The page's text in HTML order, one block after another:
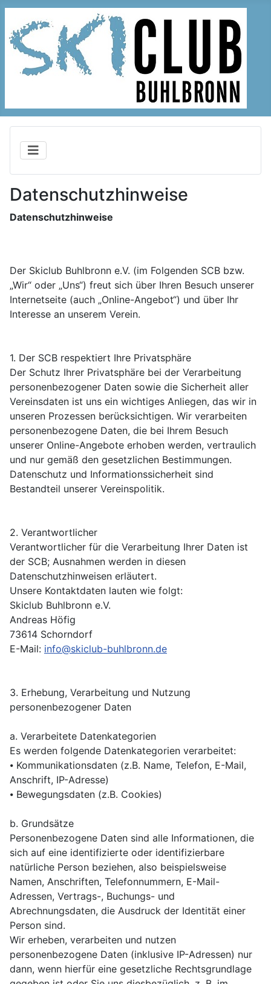
Datenschutzhinweise
Datenschutzhinweise
Der Skiclub Buhlbronn e.V. (im Folgenden SCB bzw.
„Wir“ oder „Uns“) freut sich über Ihren Besuch unserer
Internetseite (auch „Online-Angebot“) und über Ihr
Interesse an unserem Verein.
1. Der SCB respektiert Ihre Privatsphäre
Der Schutz Ihrer Privatsphäre bei der Verarbeitung
personenbezogener Daten sowie die Sicherheit aller
Vereinsdaten ist uns ein wichtiges Anliegen, das wir in
unseren Prozessen berücksichtigen. Wir verarbeiten
personenbezogene Daten, die bei Ihrem Besuch
unserer Online-Angebote erhoben werden, vertraulich
und nur gemäß den gesetzlichen Bestimmungen.
Datenschutz und Informationssicherheit sind
Bestandteil unserer Vereinspolitik.
2. Verantwortlicher
Verantwortlicher für die Verarbeitung Ihrer Daten ist
der SCB; Ausnahmen werden in diesen
Datenschutzhinweisen erläutert.
Unsere Kontaktdaten lauten wie folgt:
Skiclub Buhlbronn e.V.
Andreas Höfig
73614 Schorndorf
E-Mail: info@skiclub-buhlbronn.de
3. Erhebung, Verarbeitung und Nutzung
personenbezogener Daten
a. Verarbeitete Datenkategorien
Es werden folgende Datenkategorien verarbeitet:
⦁ Kommunikationsdaten (z.B. Name, Telefon, E-Mail,
Anschrift, IP-Adresse)
⦁ Bewegungsdaten (z.B. Cookies)
b. Grundsätze
Personenbezogene Daten sind alle Informationen, die
sich auf eine identifizierte oder identifizierbare
natürliche Person beziehen, also beispielsweise
Namen, Anschriften, Telefonnummern, E-Mail-
Adressen, Vertrags-, Buchungs- und
Abrechnungsdaten, die Ausdruck der Identität einer
Person sind.
Wir erheben, verarbeiten und nutzen
personenbezogene Daten (inklusive IP-Adressen) nur
dann, wenn hierfür eine gesetzliche Rechtsgrundlage